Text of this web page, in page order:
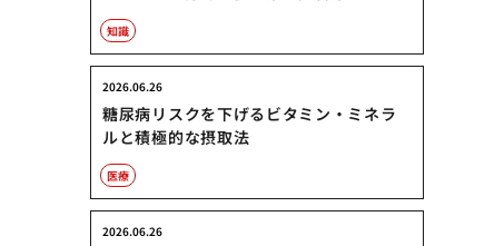
知識
糖尿病リスクを下げるビタミン・ミネラ
ルと積極的な摂取法
2026.06.26
医療
2026.06.26